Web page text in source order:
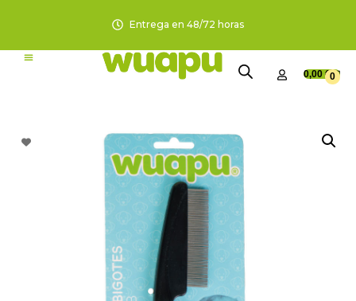
Entrega en 48/72 horas
0,00 €0